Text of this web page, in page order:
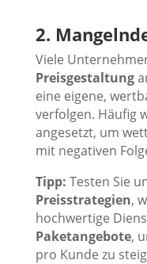
2.
Viele
Preisgestaltung
eine eigene,
verfolgen. Häufig
angesetzt, um
mit negativen
Tipp: Testen Sie
Preisstrategien,
hochwertige
Paketangebote,
pro Kunde zu